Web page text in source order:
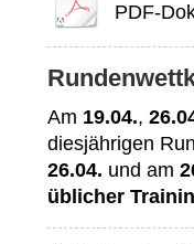
PDF-
Am 19.04.,
diesjährigen
26.04. und am
üblicher